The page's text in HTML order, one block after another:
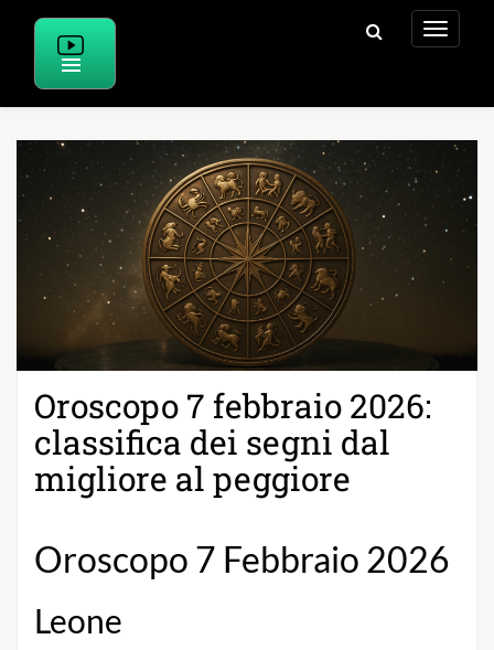
Oroscopo 7 febbraio 2026:
classifica dei segni dal
migliore al peggiore
Oroscopo 7 Febbraio 2026
Leone